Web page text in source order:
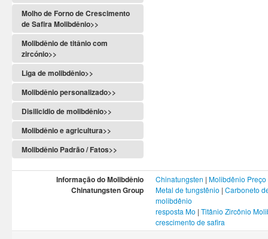
Molho de Forno de Crescimento
de Safira Molibdênio>>
Molibdênio de titânio com
zircónio>>
Liga de molibdênio>>
Molibdênio personalizado>>
Disilicidio de molibdênio>>
Molibdênio e agricultura>>
Molibdênio Padrão / Fatos>>
Informação do Molibdênio Chinatungsten | Molibdênio Preço
Chinatungsten Group Metal de tungstênio | Carboneto
molibdênio
resposta Mo | Titânio Zircônio
crescimento de safira